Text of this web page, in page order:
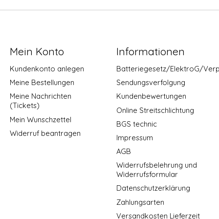
Mein Konto
Kundenkonto anlegen
Meine Bestellungen
Meine Nachrichten
(Tickets)
Mein Wunschzettel
Widerruf beantragen
Informationen
Batteriegesetz/ElektroG/
Sendungsverfolgung
Kundenbewertungen
Online Streitschlichtung
BGS technic
Impressum
AGB
Widerrufsbelehrung und
Widerrufsformular
Datenschutzerklärung
Zahlungsarten
Versandkosten Lieferzeit